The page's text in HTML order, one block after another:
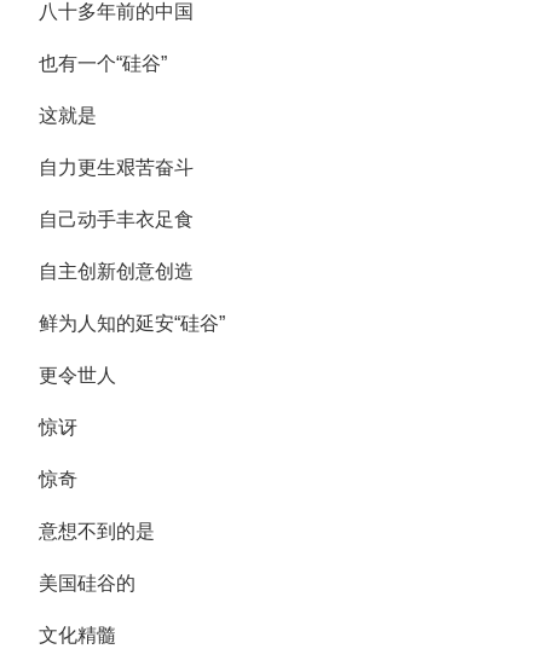
八十多年前的中国
也有一个“硅谷”
这就是
自力更生艰苦奋斗
自己动手丰衣足食
自主创新创意创造
鲜为人知的延安“硅谷”
更令世人
惊讶
惊奇
意想不到的是
美国硅谷的
文化精髓